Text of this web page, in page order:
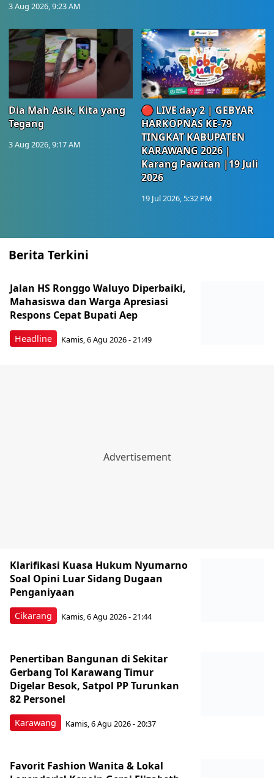
3 Aug 2026, 9:23 AM
Dia Mah Asik, Kita yang
Tegang
3 Aug 2026, 9:17 AM
🔴 LIVE day 2 | GEBYAR
HARKOPNAS KE-79
TINGKAT KABUPATEN
KARAWANG 2026 |
Karang Pawitan |19 Juli
2026
19 Jul 2026, 5:32 PM
Berita Terkini
Headline
Jalan HS Ronggo Waluyo Diperbaiki,
Mahasiswa dan Warga Apresiasi
Respons Cepat Bupati Aep
Kamis, 6 Agu 2026 - 21:49
Cikarang
Klarifikasi Kuasa Hukum Nyumarno
Soal Opini Luar Sidang Dugaan
Penganiyaan
Kamis, 6 Agu 2026 - 21:44
Karawang
Penertiban Bangunan di Sekitar
Gerbang Tol Karawang Timur
Digelar Besok, Satpol PP Turunkan
82 Personel
Kamis, 6 Agu 2026 - 20:37
Favorit Fashion Wanita & Lokal